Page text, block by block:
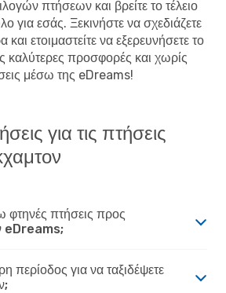
πτήσεων και βρείτε το τέλειο
για εσάς. Ξεκινήστε να σχεδιάζετε
και ετοιμαστείτε να εξερευνήσετε το
καλύτερες προσφορές και χωρίς
μέσω της eDreams!
για τις πτήσεις
πτήσεις προς
eDreams;
περίοδος για να ταξιδέψετε